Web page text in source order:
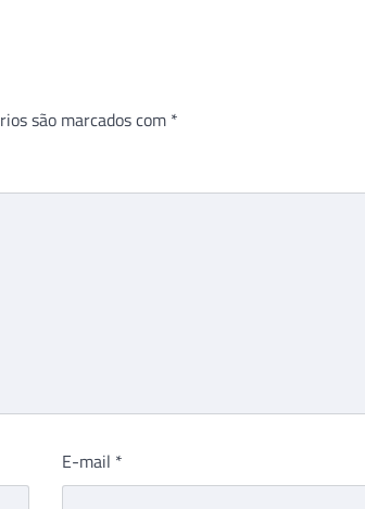
são marcados com *
E-mail *